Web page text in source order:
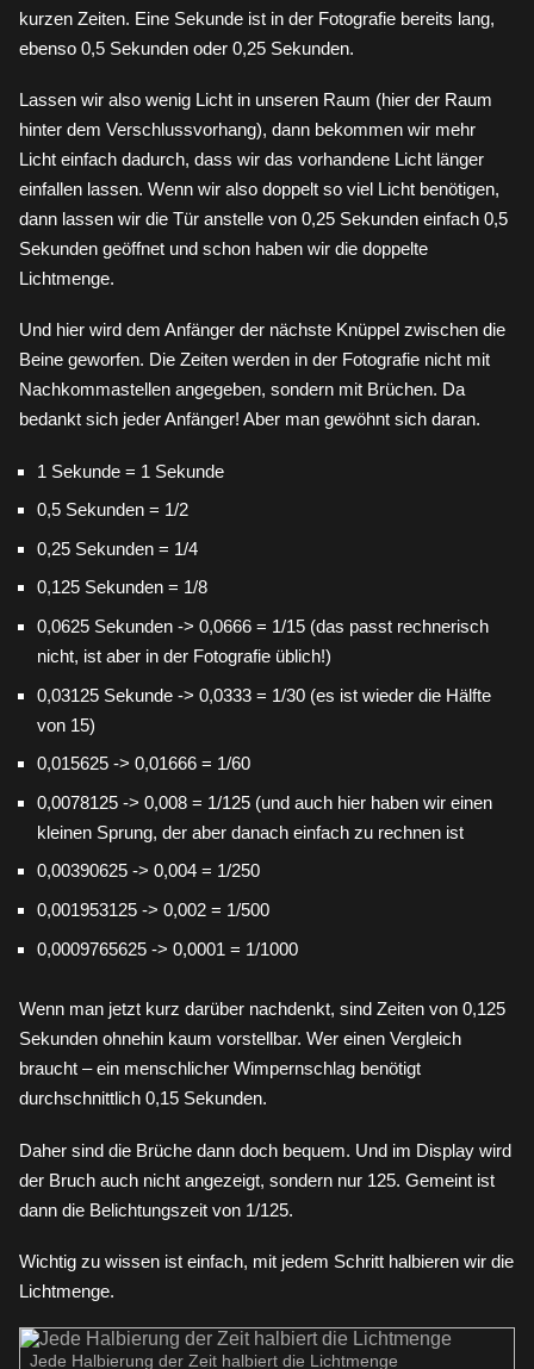
kurzen Zeiten. Eine Sekunde ist in der Fotografie bereits lang,
ebenso 0,5 Sekunden oder 0,25 Sekunden.
Lassen wir also wenig Licht in unseren Raum (hier der Raum
hinter dem Verschlussvorhang), dann bekommen wir mehr
Licht einfach dadurch, dass wir das vorhandene Licht länger
einfallen lassen. Wenn wir also doppelt so viel Licht benötigen,
dann lassen wir die Tür anstelle von 0,25 Sekunden einfach 0,5
Sekunden geöffnet und schon haben wir die doppelte
Lichtmenge.
Und hier wird dem Anfänger der nächste Knüppel zwischen die
Beine geworfen. Die Zeiten werden in der Fotografie nicht mit
Nachkommastellen angegeben, sondern mit Brüchen. Da
bedankt sich jeder Anfänger! Aber man gewöhnt sich daran.
1 Sekunde = 1 Sekunde
0,5 Sekunden = 1/2
0,25 Sekunden = 1/4
0,125 Sekunden = 1/8
0,0625 Sekunden -> 0,0666 = 1/15 (das passt rechnerisch
nicht, ist aber in der Fotografie üblich!)
0,03125 Sekunde -> 0,0333 = 1/30 (es ist wieder die Hälfte
von 15)
0,015625 -> 0,01666 = 1/60
0,0078125 -> 0,008 = 1/125 (und auch hier haben wir einen
kleinen Sprung, der aber danach einfach zu rechnen ist
0,00390625 -> 0,004 = 1/250
0,001953125 -> 0,002 = 1/500
0,0009765625 -> 0,0001 = 1/1000
Wenn man jetzt kurz darüber nachdenkt, sind Zeiten von 0,125
Sekunden ohnehin kaum vorstellbar. Wer einen Vergleich
braucht – ein menschlicher Wimpernschlag benötigt
durchschnittlich 0,15 Sekunden.
Daher sind die Brüche dann doch bequem. Und im Display wird
der Bruch auch nicht angezeigt, sondern nur 125. Gemeint ist
dann die Belichtungszeit von 1/125.
Wichtig zu wissen ist einfach, mit jedem Schritt halbieren wir die
Lichtmenge.
Jede Halbierung der Zeit halbiert die Lichtmenge